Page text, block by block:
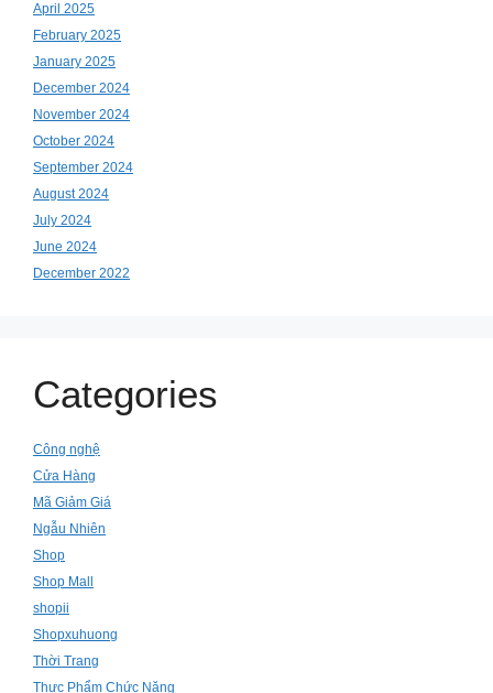
April 2025
February 2025
January 2025
December 2024
November 2024
October 2024
September 2024
August 2024
July 2024
June 2024
December 2022
Categories
Công nghệ
Cửa Hàng
Mã Giảm Giá
Ngẫu Nhiên
Shop
Shop Mall
shopii
Shopxuhuong
Thời Trang
Thực Phẩm Chức Năng